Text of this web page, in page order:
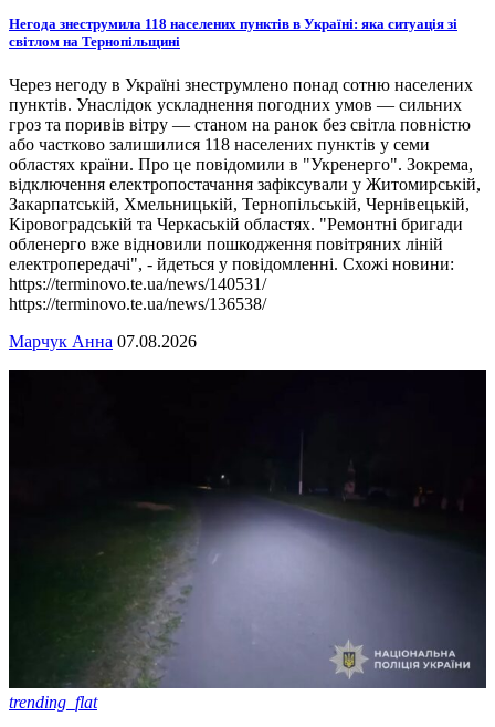
Негода знеструмила 118 населених пунктів в Україні: яка ситуація зі
світлом на Тернопільщині
Через негоду в Україні знеструмлено понад сотню населених
пунктів. Унаслідок ускладнення погодних умов — сильних
гроз та поривів вітру — станом на ранок без світла повністю
або частково залишилися 118 населених пунктів у семи
областях країни. Про це повідомили в "Укренерго". Зокрема,
відключення електропостачання зафіксували у Житомирській,
Закарпатській, Хмельницькій, Тернопільській, Чернівецькій,
Кіровоградській та Черкаській областях. "Ремонтні бригади
обленерго вже відновили пошкодження повітряних ліній
електропередачі", - йдеться у повідомленні. Схожі новини:
https://terminovo.te.ua/news/140531/
https://terminovo.te.ua/news/136538/
Марчук Анна 07.08.2026
trending_flat